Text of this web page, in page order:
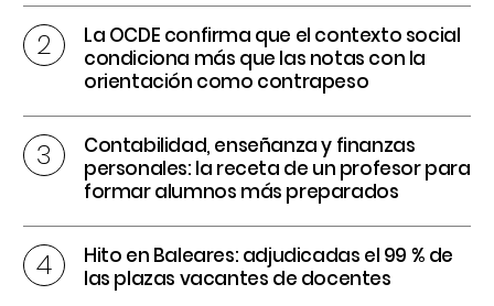
La OCDE confirma que el contexto social
condiciona más que las notas con la
orientación como contrapeso
Contabilidad, enseñanza y finanzas
personales: la receta de un profesor para
formar alumnos más preparados
Hito en Baleares: adjudicadas el 99 % de
las plazas vacantes de docentes